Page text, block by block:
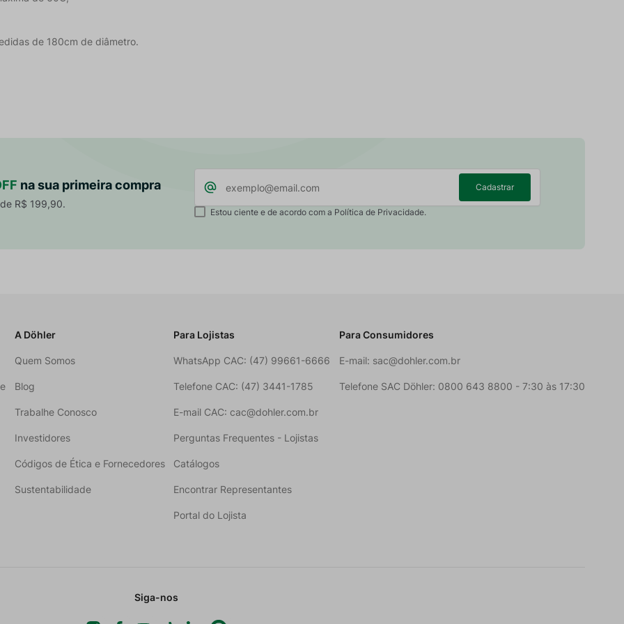
de 180cm de diâmetro.
na sua primeira compra
R$ 199,90.
Cadastrar
Estou ciente e de acordo com a Política de Privacidade.
A Döhler
Quem Somos
Blog
Trabalhe Conosco
Investidores
Códigos de Ética e Fornecedores
Sustentabilidade
Para Lojistas
WhatsApp CAC: (47) 99661-6666
Telefone CAC: (47) 3441-1785
E-mail CAC: cac@dohler.com.br
Perguntas Frequentes - Lojistas
Catálogos
Encontrar Representantes
Portal do Lojista
Para Consumidores
E-mail: sac@dohler.com.br
Telefone SAC Döhler: 0800 643 8800 - 7:30 às 17:30
Siga-nos